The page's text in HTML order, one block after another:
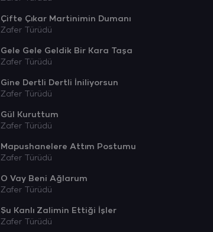
Çifte Çıkar Martinimin Dumanı
Zafer Türüdü
Gele Gele Geldik Bir Kara Taşa
Zafer Türüdü
Gine Dertli Dertli İniliyorsun
Zafer Türüdü
Gül Kuruttum
Zafer Türüdü
Mapushanelere Attım Postumu
Zafer Türüdü
O Vay Beni Ağlarum
Zafer Türüdü
Şu Kanlı Zalimin Ettiği İşler
Zafer Türüdü